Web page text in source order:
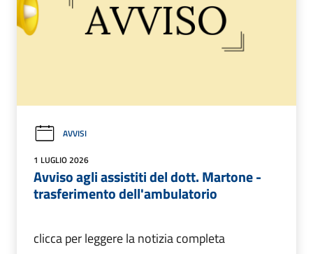
AVVISI
1 LUGLIO 2026
Avviso agli assistiti del dott. Martone -
trasferimento dell'ambulatorio
clicca per leggere la notizia completa